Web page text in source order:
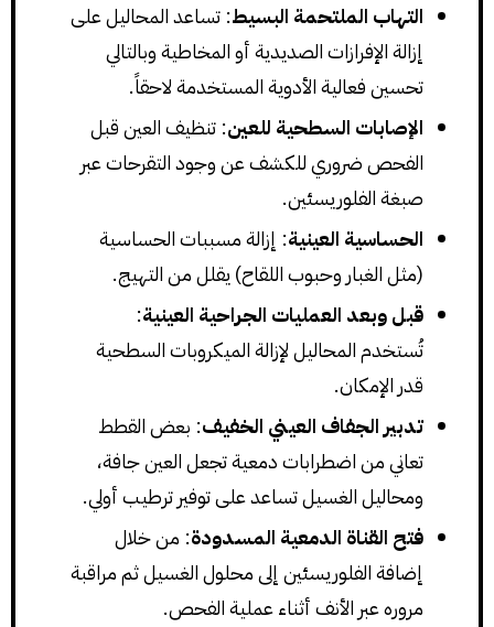
التهاب الملتحمة البسيط: تساعد المحاليل على
إزالة الإفرازات الصديدية أو المخاطية وبالتالي
تحسين فعالية الأدوية المستخدمة لاحقاً.
الإصابات السطحية للعين: تنظيف العين قبل
الفحص ضروري للكشف عن وجود التقرحات عبر
صبغة الفلوريسئين.
الحساسية العينية: إزالة مسببات الحساسية
(مثل الغبار وحبوب اللقاح) يقلل من التهيج.
قبل وبعد العمليات الجراحية العينية:
تُستخدم المحاليل لإزالة الميكروبات السطحية
قدر الإمكان.
تدبير الجفاف العيني الخفيف: بعض القطط
تعاني من اضطرابات دمعية تجعل العين جافة،
ومحاليل الغسيل تساعد على توفير ترطيب أولي.
فتح القناة الدمعية المسدودة: من خلال
إضافة الفلوريسئين إلى محلول الغسيل ثم مراقبة
مروره عبر الأنف أثناء عملية الفحص.